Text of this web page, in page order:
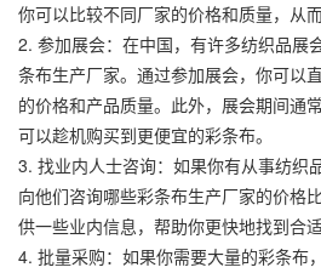
你可以比较不同厂家的价格和质量，从
2. 参加展会：在中国，有许多纺织品展
条布生产厂家。通过参加展会，你可以
的价格和产品质量。此外，展会期间通
可以趁机购买到更便宜的彩条布。
3. 找业内人士咨询：如果你有从事纺织
向他们咨询哪些彩条布生产厂家的价格
供一些业内信息，帮助你更快地找到合适
4. 批量采购：如果你需要大量的彩条布